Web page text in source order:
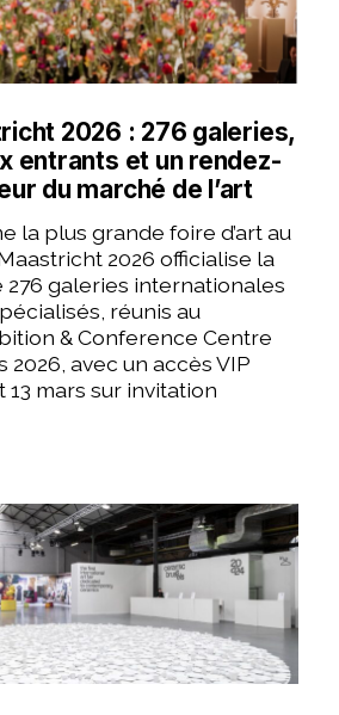
2026 : 276 galeries,
entrants et un rendez-
du marché de l’art
la plus grande foire d’art au
2026 officialise la
galeries internationales
réunis au
& Conference Centre
2026, avec un accès VIP
13 mars sur invitation